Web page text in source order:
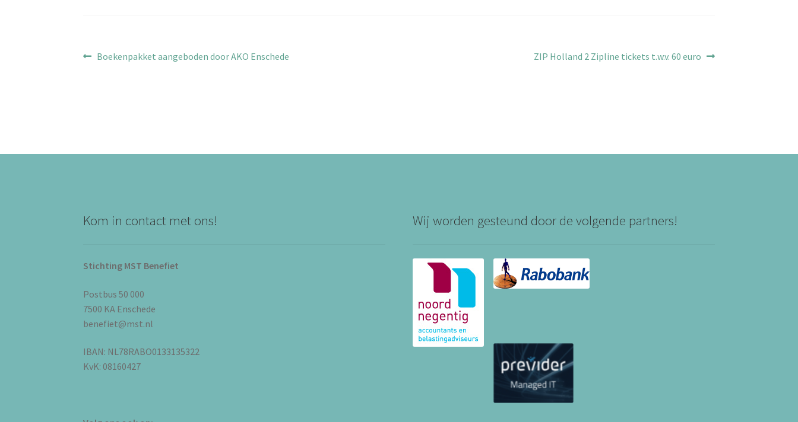
Bericht
Vorig
Boekenpakket aangeboden door AKO Enschede
Volgend
ZIP Holland 2 Zipline tickets t.w.v. 60 euro
Kom in contact met ons!
Stichting MST Benefiet
Postbus 50 000
7500 KA Enschede
benefiet@mst.nl
IBAN: NL78RABO0133135322
KvK: 08160427
Wij worden gesteund door de volgende partners!